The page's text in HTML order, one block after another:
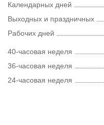
Календарных дней
Выходных и праздничных
Рабочих дней
40-часовая неделя
36-часовая неделя
24-часовая неделя